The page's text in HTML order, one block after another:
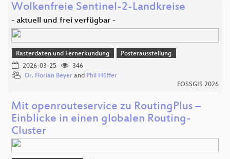
Wolkenfreie Sentinel-2-Landkreise
- aktuell und frei verfügbar -
Rasterdaten und Fernerkundung
Posterausstellung
2026-03-25
346
Dr. Florian Beyer and Phil Hüffer
FOSSGIS 2026
Mit openrouteservice zu RoutingPlus –
Einblicke in einen globalen Routing-
Cluster